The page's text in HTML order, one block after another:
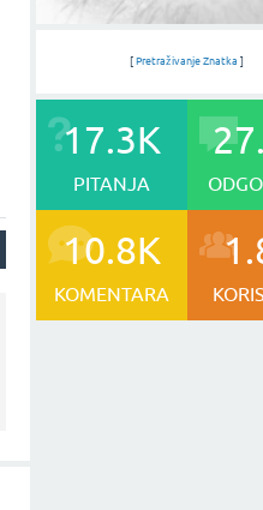
[ Pretraživanje Znatka ]
17.3K
PITANJA
10.8K
KOMENTARA